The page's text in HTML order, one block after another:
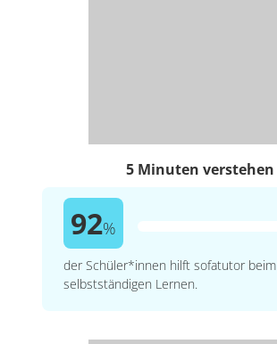
5 Minuten verstehen
92%
der Schüler*innen hilft sofatutor beim
selbstständigen Lernen.